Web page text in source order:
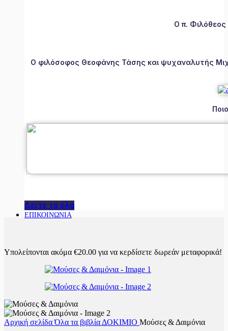
Ο π.
Ο φιλόσοφος Θεοφάνης Τάσης και ψυχαναλυτής
Δείτε τα όλα
ΕΠΙΚΟΙΝΩΝΙΑ
Υπολείπονται ακόμα €20.00 για να κερδίσετε δωρεάν μεταφορικά!
Αρχική σελίδαΌλα τα βιβλία ΔΟΚΙΜΙΟ Μούσες & Δαιμόνια